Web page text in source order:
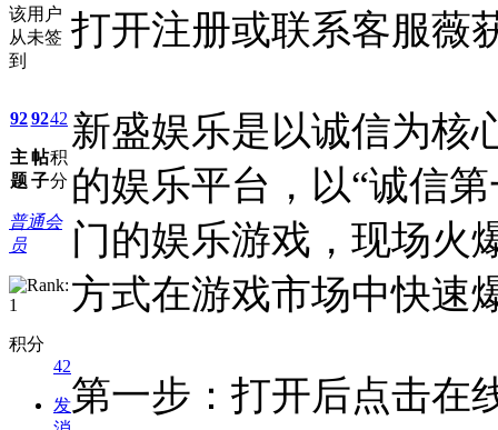
该用户
从未签
到
92
主
题
92
帖
子
42
积
分
普通会
员
积分
42
发
打开注册或联系客服薇
新盛娱乐是以诚信为核
的娱乐平台，以“诚信
门的娱乐游戏，现场火
方式在游戏市场中快速
第一步：打开后点击在